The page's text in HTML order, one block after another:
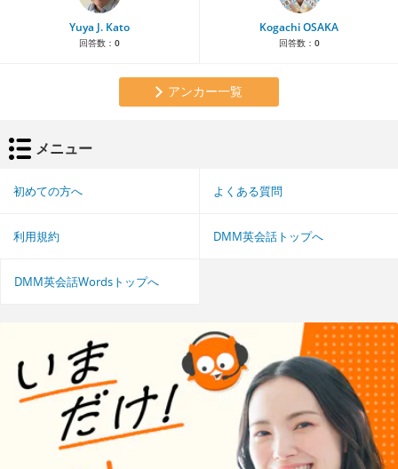
Yuya J. Kato
回答数： 0
Kogachi OSAKA
回答数： 0
アンカー一覧
メニュー
初めての方へ よくある質問
利用規約 DMM英会話トップへ
DMM英会話Wordsトップへ